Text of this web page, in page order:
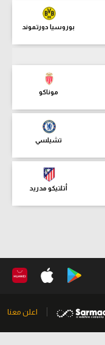
بوروسيا دورتموند
موناكو
تشيلسي
أتلتيكو مدريد
اعلن معنا